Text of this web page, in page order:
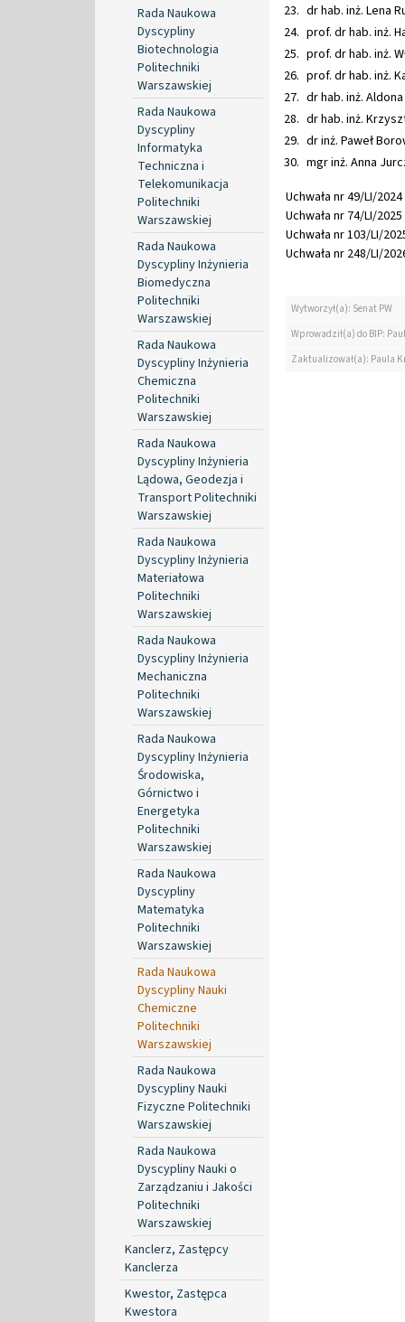
Rada Naukowa
Dyscypliny
Biotechnologia
Politechniki
Warszawskiej
Rada Naukowa
Dyscypliny
Informatyka
Techniczna i
Telekomunikacja
Politechniki
Warszawskiej
Rada Naukowa
Dyscypliny Inżynieria
Biomedyczna
Politechniki
Warszawskiej
Rada Naukowa
Dyscypliny Inżynieria
Chemiczna
Politechniki
Warszawskiej
Rada Naukowa
Dyscypliny Inżynieria
Lądowa, Geodezja i
Transport Politechniki
Warszawskiej
Rada Naukowa
Dyscypliny Inżynieria
Materiałowa
Politechniki
Warszawskiej
Rada Naukowa
Dyscypliny Inżynieria
Mechaniczna
Politechniki
Warszawskiej
Rada Naukowa
Dyscypliny Inżynieria
Środowiska,
Górnictwo i
Energetyka
Politechniki
Warszawskiej
Rada Naukowa
Dyscypliny
Matematyka
Politechniki
Warszawskiej
Rada Naukowa
Dyscypliny Nauki
Chemiczne
Politechniki
Warszawskiej
Rada Naukowa
Dyscypliny Nauki
Fizyczne Politechniki
Warszawskiej
Rada Naukowa
Dyscypliny Nauki o
Zarządzaniu i Jakości
Politechniki
Warszawskiej
Kanclerz, Zastępcy
Kanclerza
Kwestor, Zastępca
Kwestora
dr hab. inż. Lena
prof. dr hab. inż.
prof. dr hab. inż.
prof. dr hab. inż.
dr hab. inż.
dr hab. inż.
dr inż. Paweł
mgr inż. Anna
Uchwała nr 49/LI/
Uchwała nr 74/LI/
Uchwała nr 103/LI/
Uchwała nr 248/LI/
Wytworzył(a): Senat PW
Wprowadził(a) do BIP:
Zaktualizował(a): Paula